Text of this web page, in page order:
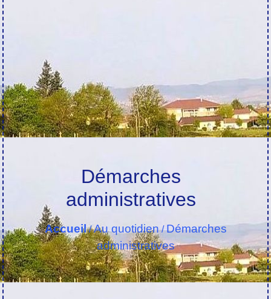
Démarches
administratives
Accueil/Au quotidien/Démarches
administratives